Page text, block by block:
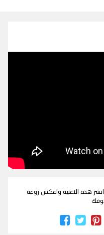
هذه الاغنية واعكس روعة